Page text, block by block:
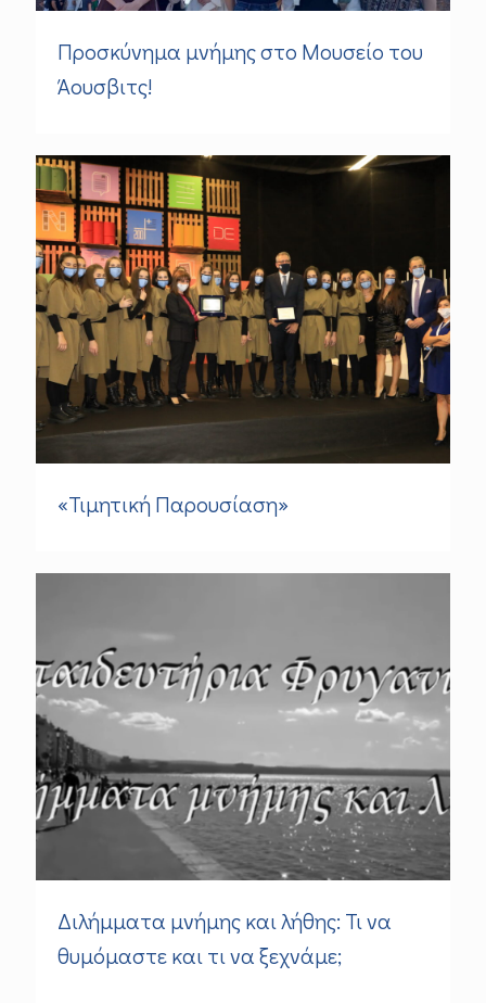
Προσκύνημα μνήμης στο Μουσείο του
Άουσβιτς!
«Τιμητική Παρουσίαση»
Διλήμματα μνήμης και λήθης: Τι να
θυμόμαστε και τι να ξεχνάμε;